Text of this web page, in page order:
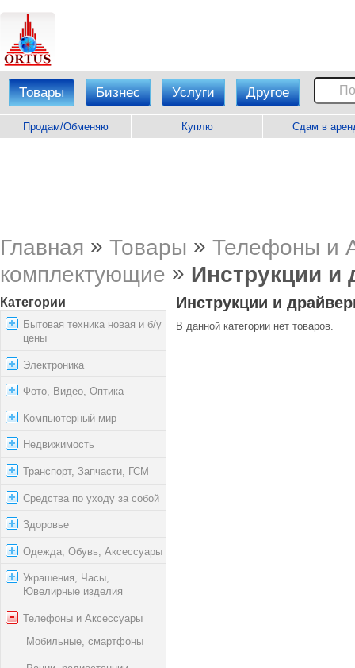
Товары Бизнес Услуги Другое
Продам/Обменяю Куплю Сдам в
Главная » Товары » Телефоны и
комплектующие » Инструкции
Категории
Бытовая техника новая и б/у
цены
Электроника
Фото, Видео, Оптика
Компьютерный мир
Недвижимость
Транспорт, Запчасти, ГСМ
Средства по уходу за собой
Здоровье
Одежда, Обувь, Аксессуары
Украшения, Часы,
Ювелирные изделия
Телефоны и Аксессуары
Мобильные, смартфоны
Инструкции и
В данной категории нет товаров.